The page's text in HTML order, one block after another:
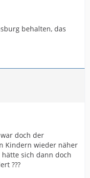
behalten, das
doch der
Kindern wieder näher
sich dann doch
???